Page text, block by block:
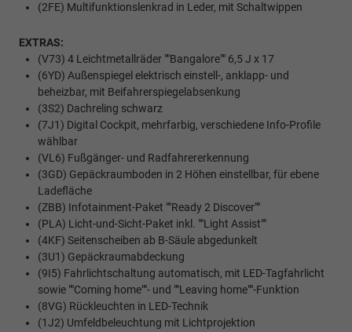
(2FE) Multifunktionslenkrad in Leder, mit Schaltwippen
EXTRAS:
(V73) 4 Leichtmetallräder ""Bangalore"" 6,5 J x 17
(6YD) Außenspiegel elektrisch einstell-, anklapp- und
beheizbar, mit Beifahrerspiegelabsenkung
(3S2) Dachreling schwarz
(7J1) Digital Cockpit, mehrfarbig, verschiedene Info-Profile
wählbar
(VL6) Fußgänger- und Radfahrererkennung
(3GD) Gepäckraumboden in 2 Höhen einstellbar, für ebene
Ladefläche
(ZBB) Infotainment-Paket ""Ready 2 Discover""
(PLA) Licht-und-Sicht-Paket inkl. ""Light Assist""
(4KF) Seitenscheiben ab B-Säule abgedunkelt
(3U1) Gepäckraumabdeckung
(9I5) Fahrlichtschaltung automatisch, mit LED-Tagfahrlicht
sowie ""Coming home""- und ""Leaving home""-Funktion
(8VG) Rückleuchten in LED-Technik
(1J2) Umfeldbeleuchtung mit Lichtprojektion